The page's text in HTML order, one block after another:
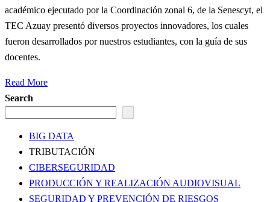
académico ejecutado por la Coordinación zonal 6, de la Senescyt, el
TEC Azuay presentó diversos proyectos innovadores, los cuales
fueron desarrollados por nuestros estudiantes, con la guía de sus
docentes.
Read More
Search
BIG DATA
TRIBUTACIÓN
CIBERSEGURIDAD
PRODUCCIÓN Y REALIZACIÓN AUDIOVISUAL
SEGURIDAD Y PREVENCIÓN DE RIESGOS